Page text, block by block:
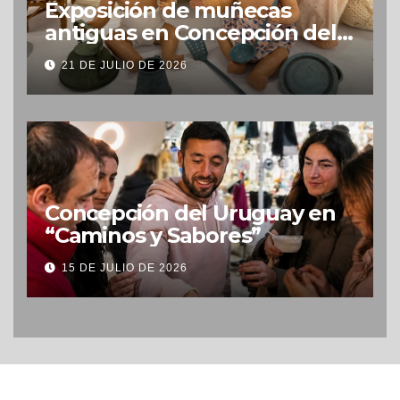
Exposición de muñecas
antiguas en Concepción del
Uruguay
21 DE JULIO DE 2026
Concepción del Uruguay en
“Caminos y Sabores”
15 DE JULIO DE 2026